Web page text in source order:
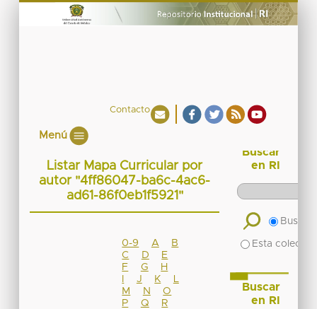
Contacto
Menú
Listar Mapa Curricular por
autor "4ff86047-ba6c-4ac6-
ad61-86f0eb1f5921"
0-9 A
B
C
D
E
F
G
H
J K
M
N
O
P
Q
R
Buscar
en RI
Buscar
Esta
Buscar
en RI